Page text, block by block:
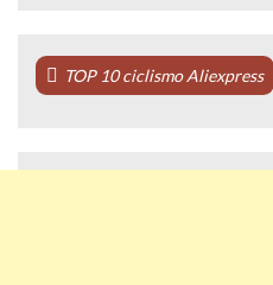
TOP 10 ciclismo Aliexpress